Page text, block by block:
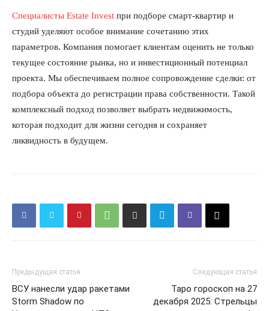
Специалисты Estate Invest при подборе смарт-квартир и
студий уделяют особое внимание сочетанию этих
параметров. Компания помогает клиентам оценить не только
текущее состояние рынка, но и инвестиционный потенциал
проекта. Мы обеспечиваем полное сопровождение сделки: от
подбора объекта до регистрации права собственности. Такой
комплексный подход позволяет выбрать недвижимость,
которая подходит для жизни сегодня и сохраняет
ликвидность в будущем.
Предыдущая статья
ВСУ нанесли удар ракетами
Storm Shadow по
Следующая статья
Таро гороскоп на 27
декабря 2025: Стрельцы